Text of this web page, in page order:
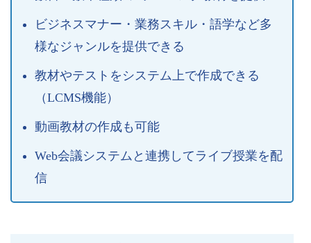
ビジネスマナー・業務スキル・語学など多
様なジャンルを提供できる
教材やテストをシステム上で作成できる
（LCMS機能）
動画教材の作成も可能
Web会議システムと連携してライブ授業を配
信